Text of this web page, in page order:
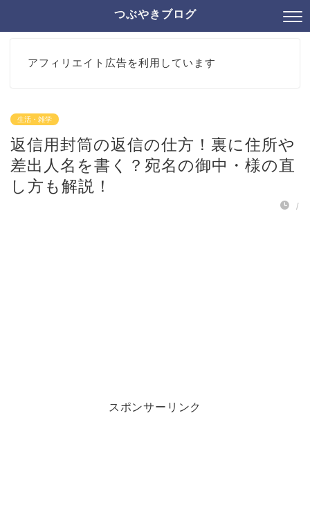
つぶやきブログ
アフィリエイト広告を利用しています
生活・雑学
返信用封筒の返信の仕方！裏に住所や
差出人名を書く？宛名の御中・様の直
し方も解説！
/
スポンサーリンク